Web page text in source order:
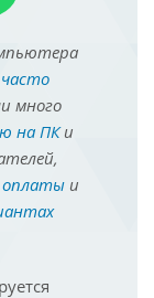
много
на ПКи
оплатыи